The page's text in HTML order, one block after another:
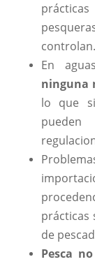
controlan.
En
ninguna
lo que
prácticas
de
Pesca